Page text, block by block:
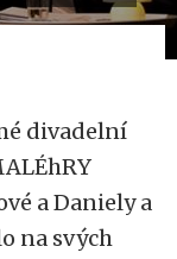
divadelní
a Daniely a
na svých